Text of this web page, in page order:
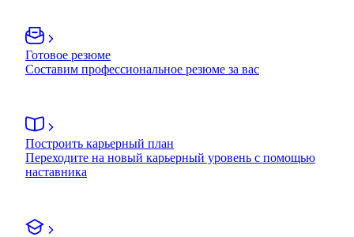
Готовое резюме
Составим профессиональное резюме за вас
Построить карьерный план
Переходите на новый карьерный уровень с помощью
наставника